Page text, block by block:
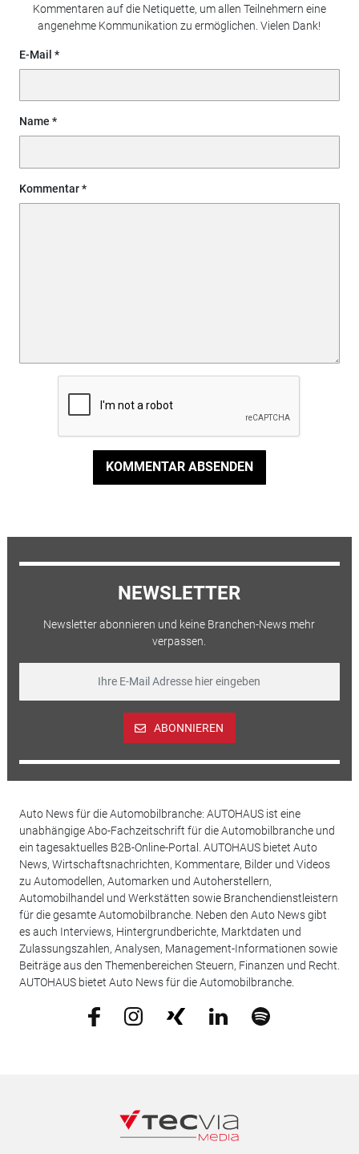
Kommentaren auf die Netiquette, um allen Teilnehmern eine
angenehme Kommunikation zu ermöglichen. Vielen Dank!
E-Mail
Name
Kommentar
KOMMENTAR ABSENDEN
NEWSLETTER
Newsletter abonnieren und keine Branchen-News mehr
verpassen.
ABONNIEREN
Auto News für die Automobilbranche: AUTOHAUS ist eine
unabhängige Abo-Fachzeitschrift für die Automobilbranche und
ein tagesaktuelles B2B-Online-Portal. AUTOHAUS bietet Auto
News, Wirtschaftsnachrichten, Kommentare, Bilder und Videos
zu Automodellen, Automarken und Autoherstellern,
Automobilhandel und Werkstätten sowie Branchendienstleistern
für die gesamte Automobilbranche. Neben den Auto News gibt
es auch Interviews, Hintergrundberichte, Marktdaten und
Zulassungszahlen, Analysen, Management-Informationen sowie
Beiträge aus den Themenbereichen Steuern, Finanzen und Recht.
AUTOHAUS bietet Auto News für die Automobilbranche.